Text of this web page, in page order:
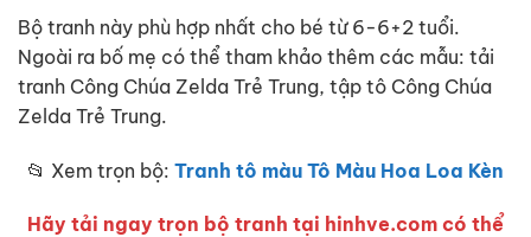
Bộ tranh này phù hợp nhất cho bé từ 6-6+2 tuổi.
Ngoài ra bố mẹ có thể tham khảo thêm các mẫu: tải
tranh Công Chúa Zelda Trẻ Trung, tập tô Công Chúa
Zelda Trẻ Trung.
📂 Xem trọn bộ: Tranh tô màu Tô Màu Hoa Loa Kèn
Hãy tải ngay trọn bộ tranh tại hinhve.com có thể